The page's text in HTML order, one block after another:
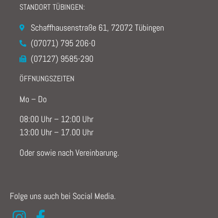
STANDORT TÜBINGEN:
Schaffhausenstraße 61, 72072 Tübingen
(07071) 795 206-0
(07127) 9585-290
ÖFFNUNGSZEITEN
Mo – Do
08:00 Uhr – 12:00 Uhr
13:00 Uhr – 17.00 Uhr
Oder sowie nach Vereinbarung.
Folge uns auch bei Social Media.